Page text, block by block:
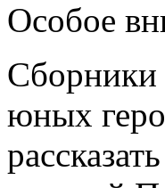
Особое
Сборники
юных